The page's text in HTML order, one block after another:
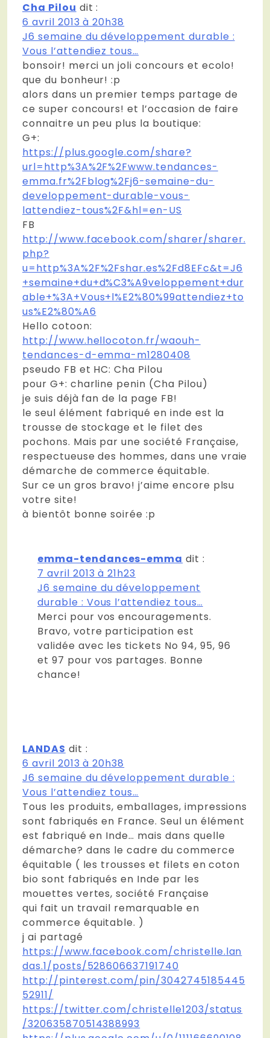
Cha Pilou dit :
6 avril 2013 à 20h38
J6 semaine du développement durable :
Vous l’attendiez tous…
bonsoir! merci un joli concours et ecolo!
que du bonheur! :p
alors dans un premier temps partage de
ce super concours! et l’occasion de faire
connaitre un peu plus la boutique:
G+:
https://plus.google.com/share?
url=http%3A%2F%2Fwww.tendances-
emma.fr%2Fblog%2Fj6-semaine-du-
developpement-durable-vous-
lattendiez-tous%2F&hl=en-US
FB
http://www.facebook.com/sharer/sharer.
php?
u=http%3A%2F%2Fshar.es%2Fd8EFc&t=J6
+semaine+du+d%C3%A9veloppement+dur
able+%3A+Vous+l%E2%80%99attendiez+to
us%E2%80%A6
Hello cotoon:
http://www.hellocoton.fr/waouh-
tendances-d-emma-m1280408
pseudo FB et HC: Cha Pilou
pour G+: charline penin (Cha Pilou)
je suis déjà fan de la page FB!
le seul élément fabriqué en inde est la
trousse de stockage et le filet des
pochons. Mais par une société Française,
respectueuse des hommes, dans une vraie
démarche de commerce équitable.
Sur ce un gros bravo! j’aime encore plsu
votre site!
à bientôt bonne soirée :p
emma-tendances-emma dit :
7 avril 2013 à 21h23
J6 semaine du développement
durable : Vous l’attendiez tous…
Merci pour vos encouragements.
Bravo, votre participation est
validée avec les tickets No 94, 95, 96
et 97 pour vos partages. Bonne
chance!
LANDAS dit :
6 avril 2013 à 20h38
J6 semaine du développement durable :
Vous l’attendiez tous…
Tous les produits, emballages, impressions
sont fabriqués en France. Seul un élément
est fabriqué en Inde… mais dans quelle
démarche? dans le cadre du commerce
équitable ( les trousses et filets en coton
bio sont fabriqués en Inde par les
mouettes vertes, société Française
qui fait un travail remarquable en
commerce équitable. )
j ai partagé
https://www.facebook.com/christelle.lan
das.1/posts/528606637191740
http://pinterest.com/pin/3042745185445
52911/
https://twitter.com/christelle1203/status
/320635870514388993